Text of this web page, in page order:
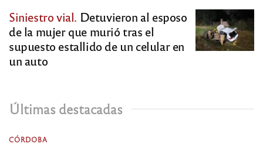
Siniestro vial. Detuvieron al esposo
de la mujer que murió tras el
supuesto estallido de un celular en
un auto
Últimas destacadas
CÓRDOBA